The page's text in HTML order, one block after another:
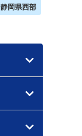
静岡県西部